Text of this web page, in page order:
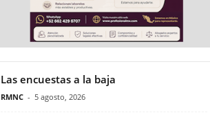
Las encuestas a la baja
RMNC - 5 agosto, 2026